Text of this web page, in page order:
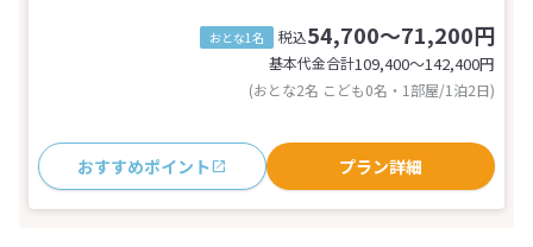
おとな1名 税込54,700～71,200円
基本代金合計109,400〜142,400円
(おとな2名 こども0名・1部屋/1泊2日)
おすすめポイント プラン詳細